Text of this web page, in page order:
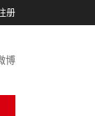
册
博